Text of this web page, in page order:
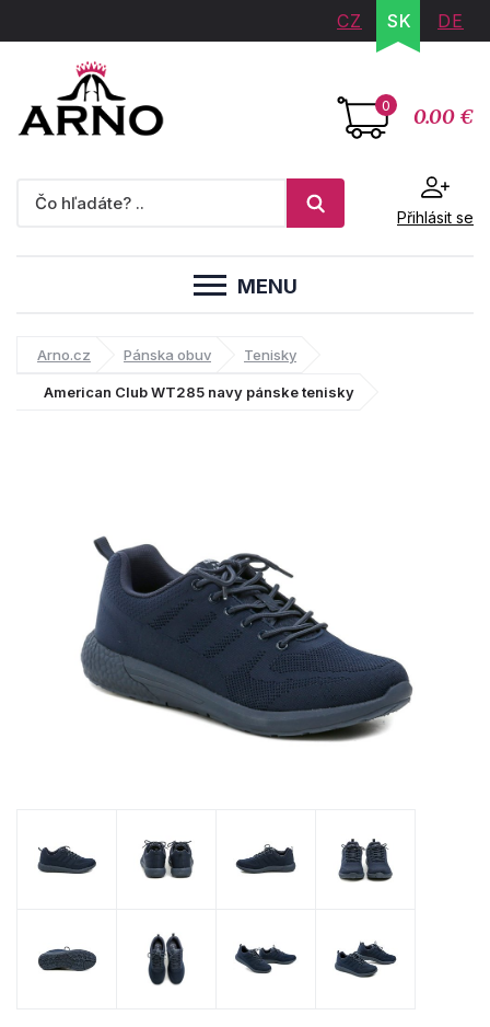
CZ SK DE
0 0.00 €
Přihlásit se
MENU
Arno.cz Pánska obuv Tenisky
American Club WT285 navy pánske tenisky